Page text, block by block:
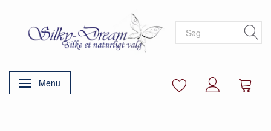
Skifte navigation
Menu